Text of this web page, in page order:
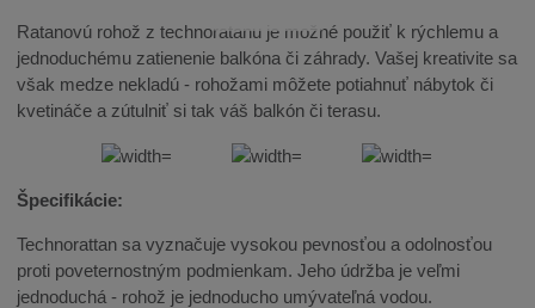
Ratanovú rohož z technoratanu je možné použiť k rýchlemu a
jednoduchému zatienenie balkóna či záhrady. Vašej kreativite sa
však medze nekladú - rohožami môžete potiahnuť nábytok či
kvetináče a zútulniť si tak váš balkón či terasu.
Špecifikácie:
Technorattan sa vyznačuje vysokou pevnosťou a odolnosťou
proti poveternostným podmienkam. Jeho údržba je veľmi
jednoduchá - rohož je jednoducho umývateľná vodou.